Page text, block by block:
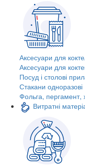
Аксесуари для
Аксесуари для
Посуд і столові
Стакани одноразові
Фольга, пергамент,
Витратні